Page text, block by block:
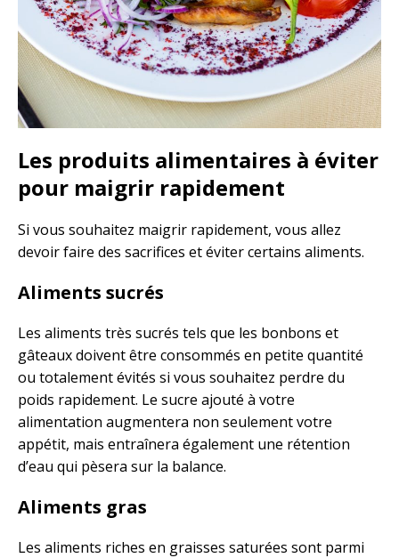
Les produits alimentaires à éviter
pour maigrir rapidement
Si vous souhaitez maigrir rapidement, vous allez
devoir faire des sacrifices et éviter certains aliments.
Aliments sucrés
Les aliments très sucrés tels que les bonbons et
gâteaux doivent être consommés en petite quantité
ou totalement évités si vous souhaitez perdre du
poids rapidement. Le sucre ajouté à votre
alimentation augmentera non seulement votre
appétit, mais entraînera également une rétention
d’eau qui pèsera sur la balance.
Aliments gras
Les aliments riches en graisses saturées sont parmi